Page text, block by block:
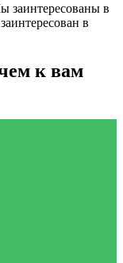
заинтересованы в
в
к вам